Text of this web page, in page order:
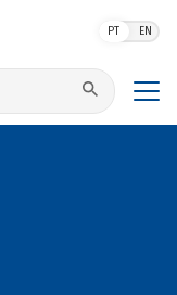
PT EN